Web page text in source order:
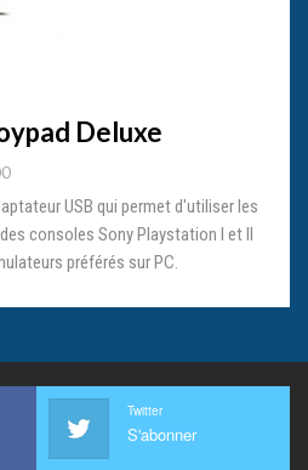
Deluxe
USB qui permet d'utiliser les
consoles Sony Playstation I et II
préférés sur PC.
Twitter
S'abonner